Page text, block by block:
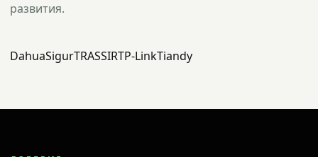
развития.
DahuaSigurTRASSIRTP-LinkTiandy